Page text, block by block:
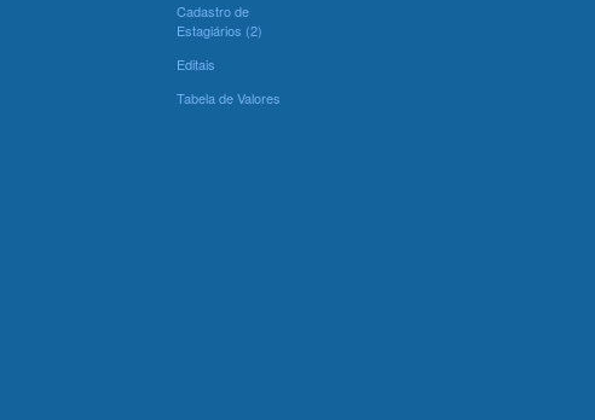
Cadastro de
Estagiários (2)
Editais
Tabela de Valores